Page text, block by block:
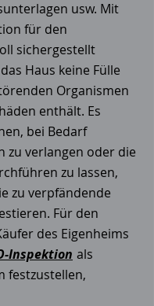
usw. Mit
für den
sichergestellt
Haus keine Fülle
Organismen
enthält. Es
bei Bedarf
zu verlangen oder die
zu lassen,
zu verpfändende
Für den
des Eigenheims
Inspektion als
festzustellen,